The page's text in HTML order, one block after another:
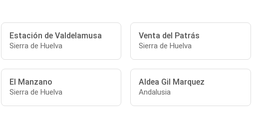
Estación de Valdelamusa
Sierra de Huelva
Venta del Patrás
Sierra de Huelva
El Manzano
Sierra de Huelva
Aldea Gil Marquez
Andalusia